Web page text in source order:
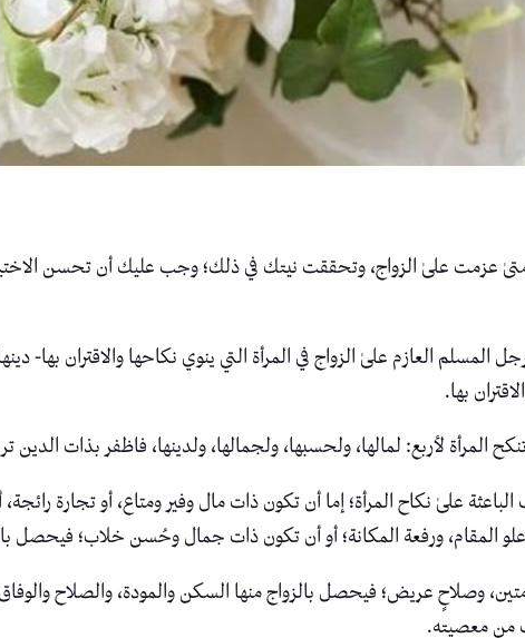
متىٰ عزمت علىٰ الزواج، وتحققت نيتك في ذلك؛ وجب عليك أن تحسن
المسلم العازم علىٰ الزواج في المرأة التي ينوي نكاحها والاقتران بها-
بها.
المرأة لأربع: لمالها، ولحسبها، ولجمالها، ولدينها، فاظفر بذات الدين
الباعثة علىٰ نكاح المرأة؛ إما أن تكون ذات مال وفير ومتاع، أو تجارة
المقام، ورفعة المكانة؛ أو أن تكون ذات جمال وحُسن خلاب؛ فيحصل
وصلاحٍ عريض؛ فيحصل بالزواج منها السكن والمودة، والصلاح والوفاق،
من معصيته.